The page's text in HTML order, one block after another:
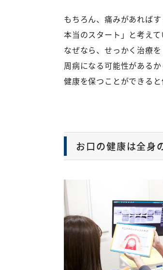
もちろん、痛みがあれば
本当のスタート」と考えて
なぜなら、せっかく治療
周病になる可能性がある
健康を保つことができると
お口の健康は全身